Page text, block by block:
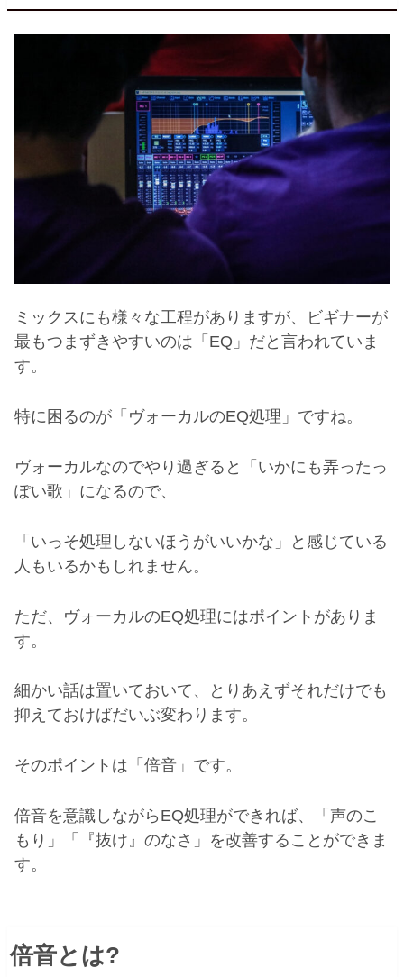
ミックスにも様々な工程がありますが、ビギナーが
最もつまずきやすいのは「 EQ 」だと言われていま
す。
特に困るのが「ヴォーカルのEQ処理」ですね。
ヴォーカルなのでやり過ぎると「いかにも弄ったっ
ぽい歌」になるので、
「いっそ処理しないほうがいいかな」と感じている
人もいるかもしれません。
ただ、ヴォーカルのEQ処理にはポイントがありま
す。
細かい話は置いておいて、とりあえずそれだけでも
抑えておけばだいぶ変わります。
そのポイントは「倍音」です。
倍音を意識しながら EQ処理ができれば、「声のこ
もり」「『抜け』のなさ」を改善することができま
す。
倍音とは?